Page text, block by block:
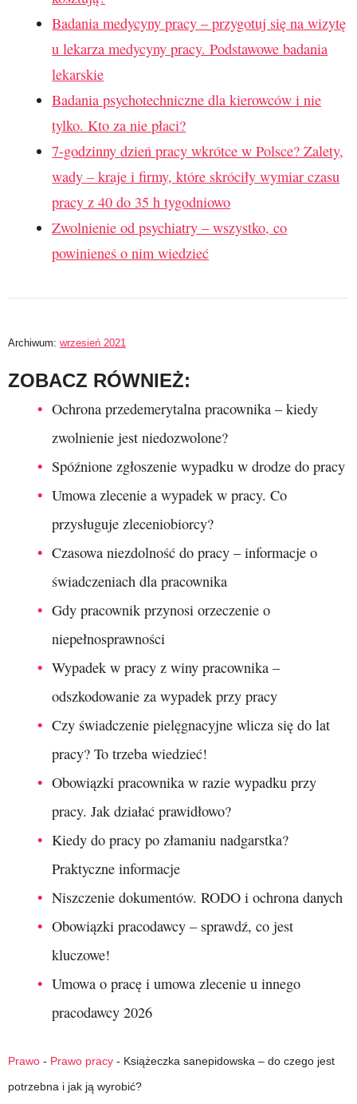
Badania medycyny pracy – przygotuj się na wizytę
u lekarza medycyny pracy. Podstawowe badania
lekarskie
Badania psychotechniczne dla kierowców i nie
tylko. Kto za nie płaci?
7-godzinny dzień pracy wkrótce w Polsce? Zalety,
wady – kraje i firmy, które skróciły wymiar czasu
pracy z 40 do 35 h tygodniowo
Zwolnienie od psychiatry – wszystko, co
powinieneś o nim wiedzieć
Archiwum: wrzesień 2021
ZOBACZ RÓWNIEŻ:
Ochrona przedemerytalna pracownika – kiedy
zwolnienie jest niedozwolone?
Spóźnione zgłoszenie wypadku w drodze do pracy
Umowa zlecenie a wypadek w pracy. Co
przysługuje zleceniobiorcy?
Czasowa niezdolność do pracy – informacje o
świadczeniach dla pracownika
Gdy pracownik przynosi orzeczenie o
niepełnosprawności
Wypadek w pracy z winy pracownika –
odszkodowanie za wypadek przy pracy
Czy świadczenie pielęgnacyjne wlicza się do lat
pracy? To trzeba wiedzieć!
Obowiązki pracownika w razie wypadku przy
pracy. Jak działać prawidłowo?
Kiedy do pracy po złamaniu nadgarstka?
Praktyczne informacje
Niszczenie dokumentów. RODO i ochrona danych
Obowiązki pracodawcy – sprawdź, co jest
kluczowe!
Umowa o pracę i umowa zlecenie u innego
pracodawcy 2026
Prawo - Prawo pracy - Książeczka sanepidowska – do czego jest
potrzebna i jak ją wyrobić?